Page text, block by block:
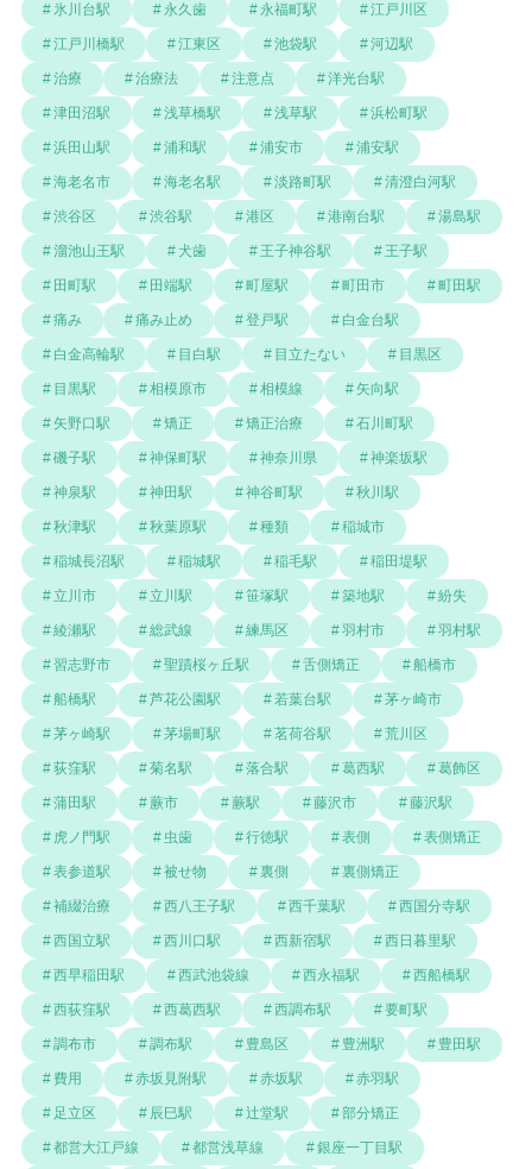
氷川台駅 永久歯 永福町駅 江戸川区
江戸川橋駅 江東区 池袋駅 河辺駅
治療 治療法 注意点 洋光台駅
津田沼駅 浅草橋駅 浅草駅 浜松町駅
浜田山駅 浦和駅 浦安市 浦安駅
海老名市 海老名駅 淡路町駅 清澄白河駅
渋谷区 渋谷駅 港区 港南台駅 湯島駅
溜池山王駅 犬歯 王子神谷駅 王子駅
田町駅 田端駅 町屋駅 町田市 町田駅
痛み 痛み止め 登戸駅 白金台駅
白金高輪駅 目白駅 目立たない 目黒区
目黒駅 相模原市 相模線 矢向駅
矢野口駅 矯正 矯正治療 石川町駅
磯子駅 神保町駅 神奈川県 神楽坂駅
神泉駅 神田駅 神谷町駅 秋川駅
秋津駅 秋葉原駅 種類 稲城市
稲城長沼駅 稲城駅 稲毛駅 稲田堤駅
立川市 立川駅 笹塚駅 築地駅 紛失
綾瀬駅 総武線 練馬区 羽村市 羽村駅
習志野市 聖蹟桜ヶ丘駅 舌側矯正 船橋市
船橋駅 芦花公園駅 若葉台駅 茅ヶ崎市
茅ヶ崎駅 茅場町駅 茗荷谷駅 荒川区
荻窪駅 菊名駅 落合駅 葛西駅 葛飾区
蒲田駅 蕨市 蕨駅 藤沢市 藤沢駅
虎ノ門駅 虫歯 行徳駅 表側 表側矯正
表参道駅 被せ物 裏側 裏側矯正
補綴治療 西八王子駅 西千葉駅 西国分寺駅
西国立駅 西川口駅 西新宿駅 西日暮里駅
西早稲田駅 西武池袋線 西永福駅 西船橋駅
西荻窪駅 西葛西駅 西調布駅 要町駅
調布市 調布駅 豊島区 豊洲駅 豊田駅
費用 赤坂見附駅 赤坂駅 赤羽駅
足立区 辰巳駅 辻堂駅 部分矯正
都営大江戸線 都営浅草線 銀座一丁目駅